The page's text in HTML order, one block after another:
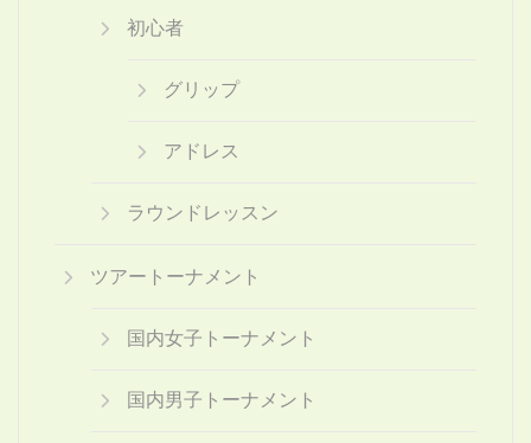
初心者
グリップ
アドレス
ラウンドレッスン
ツアートーナメント
国内女子トーナメント
国内男子トーナメント